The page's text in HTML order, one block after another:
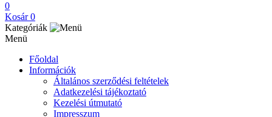
0
Kosár 0
Kategóriák
Menü
Főoldal
Információk
Általános szerződési feltételek
Adatkezelési tájékoztató
Kezelési útmutató
Impresszum